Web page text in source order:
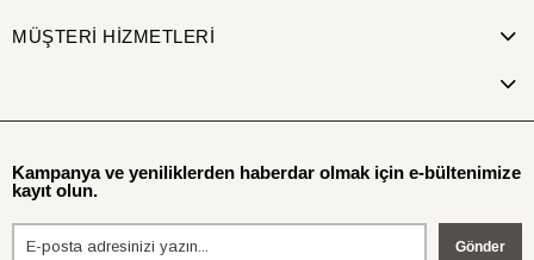
MÜŞTERİ HİZMETLERİ
Kampanya ve yeniliklerden haberdar olmak için e-bültenimize
kayıt olun.
Gönder